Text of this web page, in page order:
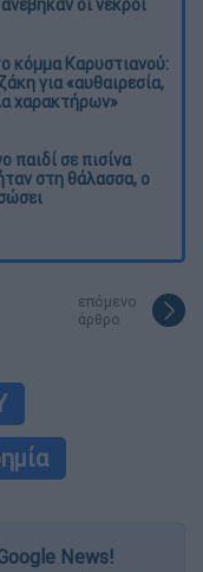
οι νεκροί
κόμμα Καρυστιανού:
για «αυθαιρεσία,
χαρακτήρων»
παιδί σε πισίνα
στη θάλασσα, ο
επόμενο
άρθρο
News!